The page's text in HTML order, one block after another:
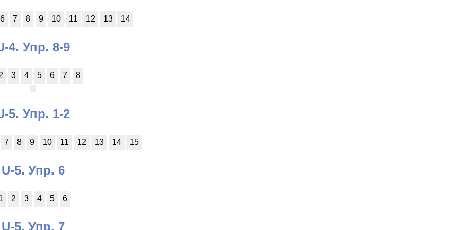
6 7 8 9 10 11 12 13 14
4. Упр. 8-9
3 4 5 6 7 8
5. Упр. 1-2
7 8 9 10 11 12 13 14 15
U-5. Упр. 6
2 3 4 5 6
U-5. Упр. 7